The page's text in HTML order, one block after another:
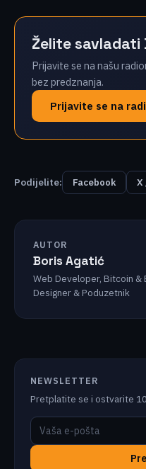
Želite savladati
Prijavite se na našu
bez predznanja.
Prijavite se na
Podijelite: Facebook
AUTOR
Boris Agatić
Web Developer, Bitcoin &
Designer & Poduzetnik
NEWSLETTER
Pretplatite se i ostvarite